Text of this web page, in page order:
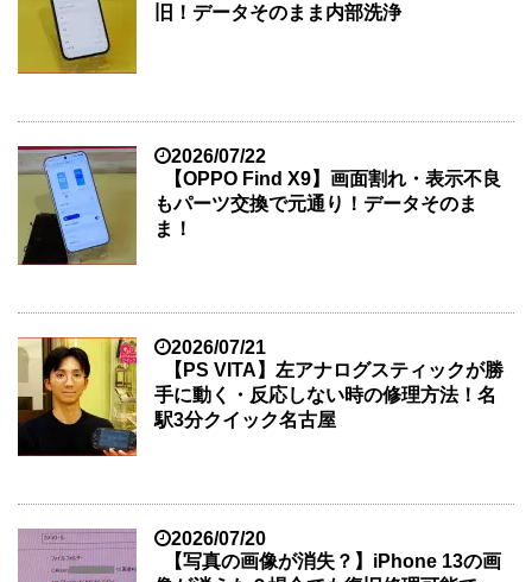
旧！データそのまま内部洗浄
2026/07/22
【OPPO Find X9】画面割れ・表示不良
もパーツ交換で元通り！データそのま
ま！
2026/07/21
【PS VITA】左アナログスティックが勝
手に動く・反応しない時の修理方法！名
駅3分クイック名古屋
2026/07/20
【写真の画像が消失？】iPhone 13の画